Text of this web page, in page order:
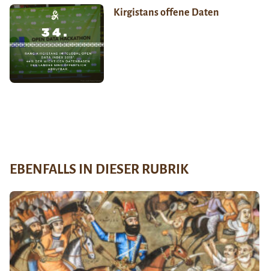
Kirgistans offene Daten
EBENFALLS IN DIESER RUBRIK